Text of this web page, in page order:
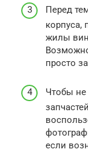
Перед
корпуса,
жилы
просто
Чтобы не
если